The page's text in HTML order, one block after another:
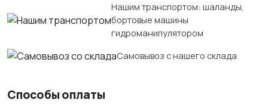
Нашим транспортом: шаланды,
бортовые машины
гидроманипулятором
Самовывоз с нашего склада
Способы оплаты